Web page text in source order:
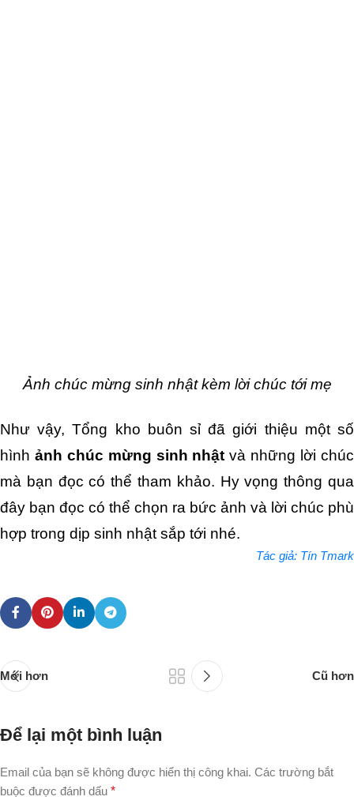
Ảnh chúc mừng sinh nhật kèm lời chúc tới mẹ
Như vậy, Tổng kho buôn sỉ đã giới thiệu một số
hình ảnh chúc mừng sinh nhật và những lời chúc
mà bạn đọc có thể tham khảo. Hy vọng thông qua
đây bạn đọc có thể chọn ra bức ảnh và lời chúc phù
hợp trong dịp sinh nhật sắp tới nhé.
Tác giả: Tín Tmark
Mới hơn Cũ hơn
Để lại một bình luận
Email của bạn sẽ không được hiển thị công khai. Các trường bắt
buộc được đánh dấu *